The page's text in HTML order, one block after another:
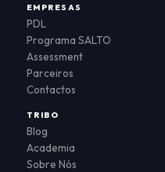
EMPRESAS
PDL
Programa SALTO
Assessment
Parceiros
Contactos
TRIBO
Blog
Academia
Sobre Nós